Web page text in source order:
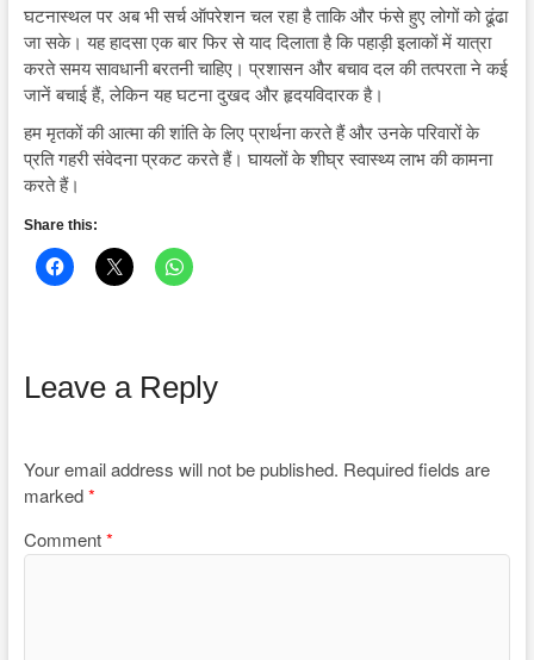
घटनास्थल पर अब भी सर्च ऑपरेशन चल रहा है ताकि और फंसे हुए लोगों को ढूंढा
जा सके। यह हादसा एक बार फिर से याद दिलाता है कि पहाड़ी इलाकों में यात्रा
करते समय सावधानी बरतनी चाहिए। प्रशासन और बचाव दल की तत्परता ने कई
जानें बचाई हैं, लेकिन यह घटना दुखद और हृदयविदारक है।
हम मृतकों की आत्मा की शांति के लिए प्रार्थना करते हैं और उनके परिवारों के
प्रति गहरी संवेदना प्रकट करते हैं। घायलों के शीघ्र स्वास्थ्य लाभ की कामना
करते हैं।
Share this:
Leave a Reply
Your email address will not be published. Required fields are
marked*
Comment*